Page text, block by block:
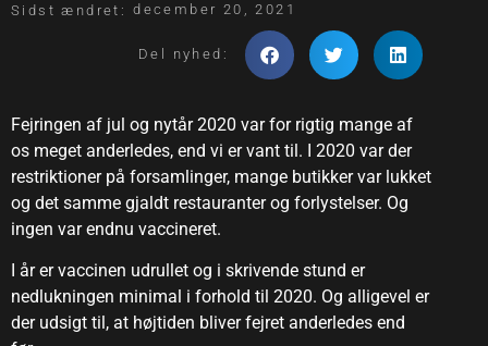
Sidst ændret: december 20, 2021
Del nyhed:
Fejringen af jul og nytår 2020 var for rigtig mange af
os meget anderledes, end vi er vant til. I 2020 var der
restriktioner på forsamlinger, mange butikker var lukket
og det samme gjaldt restauranter og forlystelser. Og
ingen var endnu vaccineret.
I år er vaccinen udrullet og i skrivende stund er
nedlukningen minimal i forhold til 2020. Og alligevel er
der udsigt til, at højtiden bliver fejret anderledes end